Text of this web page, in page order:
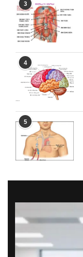
3
4
5